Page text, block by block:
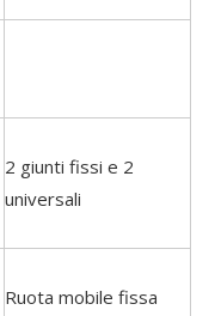
2 giunti fissi e 2
universali
Ruota mobile fissa